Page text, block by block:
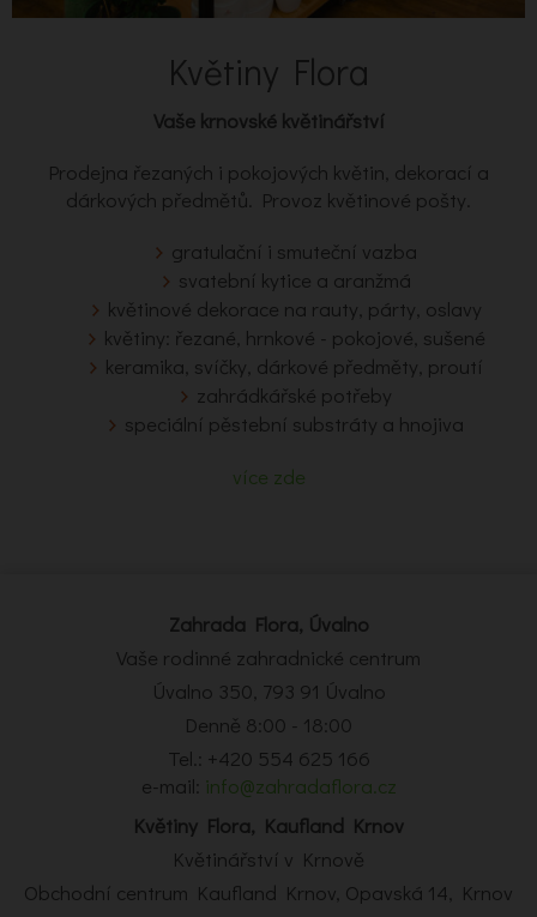
Květiny Flora
Vaše krnovské květinářství
Prodejna řezaných i pokojových květin, dekorací a
dárkových předmětů. Provoz květinové pošty.
gratulační i smuteční vazba
svatební kytice a aranžmá
květinové dekorace na rauty, párty, oslavy
květiny: řezané, hrnkové - pokojové, sušené
keramika, svíčky, dárkové předměty, proutí
zahrádkářské potřeby
speciální pěstební substráty a hnojiva
více zde
Zahrada Flora, Úvalno
Vaše rodinné zahradnické centrum
Úvalno 350, 793 91 Úvalno
Denně 8:00 - 18:00
Tel.: +420 554 625 166
e-mail: info@zahradaflora.cz
Květiny Flora, Kaufland Krnov
Květinářství v Krnově
Obchodní centrum Kaufland Krnov, Opavská 14, Krnov